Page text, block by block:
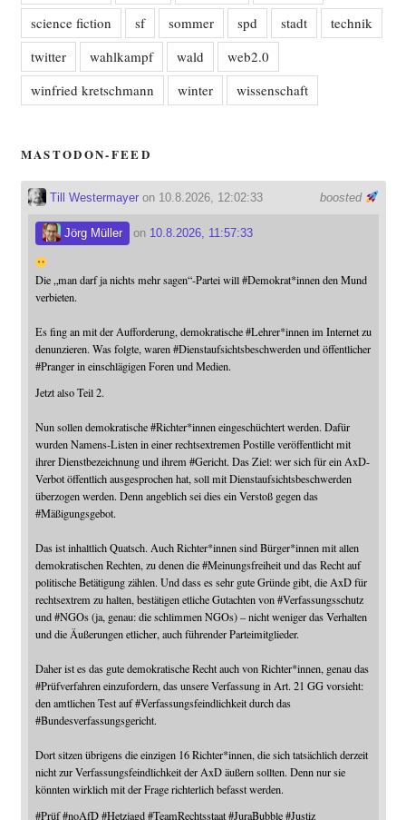
science fiction
sf sommer spd stadt
technik
twitter
wahlkampf wald
web2.0
winfried kretschmann
winter wissenschaft
MASTODON-FEED
boosted
Till Westermayeron 10.8.2026, 12:02:33
Jörg Müller on 10.8.2026, 11:57:33
Die „man darf ja nichts mehr sagen“-Partei will#Demokrat*innen den Mund
verbieten.
Es fing an mit der Aufforderung, demokratische#Lehrer*innen im Internet zu
denunzieren. Was folgte, waren#Dienstaufsichtsbeschwerdenund öffentlicher
#Prangerin einschlägigen Foren und Medien.
Jetzt also Teil 2.
Nun sollen demokratische#Richter*innen eingeschüchtert werden. Dafür
wurden Namens-Listen in einer rechtsextremen Postille veröffentlicht mit
ihrer Dienstbezeichnung und ihrem #Gericht. Das Ziel: wer sich für ein AxD-
Verbot öffentlich ausgesprochen hat, soll mit Dienstaufsichtsbeschwerden
überzogen werden. Denn angeblich sei dies ein Verstoß gegen das
#Mäßigungsgebot.
Das ist inhaltlich Quatsch. Auch Richter*innen sind Bürger*innen mit allen
demokratischen Rechten, zu denen die#Meinungsfreiheitund das Recht auf
politische Betätigung zählen. Und dass es sehr gute Gründe gibt, die AxD für
rechtsextrem zu halten, bestätigen etliche Gutachten von#Verfassungsschutz
und#NGOs(ja, genau: die schlimmen NGOs) – nicht weniger das Verhalten
und die Äußerungen etlicher, auch führender Parteimitglieder.
Daher ist es das gute demokratische Recht auch von Richter*innen, genau das
#Prüfverfahreneinzufordern, das unsere Verfassung in Art. 21 GG vorsieht:
den amtlichen Test auf#Verfassungsfeindlichkeitdurch das
#Bundesverfassungsgericht.
Dort sitzen übrigens die einzigen 16 Richter*innen, die sich tatsächlich derzeit
nicht zur Verfassungsfeindlichkeit der AxD äußern sollten. Denn nur sie
könnten wirklich mit der Frage richterlich befasst werden.
#Prüf #noAfD #Hetzjagd #TeamRechtsstaat #JuraBubble #Justiz